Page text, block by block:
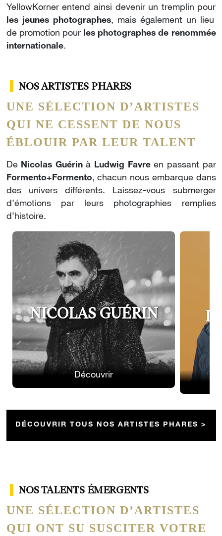
YellowKorner entend ainsi devenir un tremplin pour
les jeunes photographes, mais également un lieu
de promotion pour les photographes de renommée
internationale.
NOS ARTISTES PHARES
UNE SÉLECTION D’ARTISTES
QUI NE CESSENT DE NOUS
ÉBLOUIR PAR LEUR TALENT
De Nicolas Guérinà Ludwig Favreen passant par
Formento+Formento, chacun nous embarque dans
des univers différents. Laissez-vous submerger
d’émotions par leurs photographies remplies
d’histoire.
NICOLAS GUÉRIN
Découvrir
DÉCOUVRIR TOUS NOS ARTISTES PHARES >
NOS TALENTS ÉMERGENTS
UNE SÉLECTION D’ARTISTES
QUI ONT SU SUSCITER VOTRE